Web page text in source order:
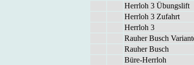
Herr­loh 3 Übungs­lift
Herr­loh 3 Zu­fahrt
Herr­loh 3
Rau­her Busch
Rau­her Busch
Büre-Herr­loh